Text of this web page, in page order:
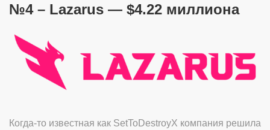
№4 – Lazarus — $4.22 миллиона
Когда-то известная как SetToDestroyX компания решила